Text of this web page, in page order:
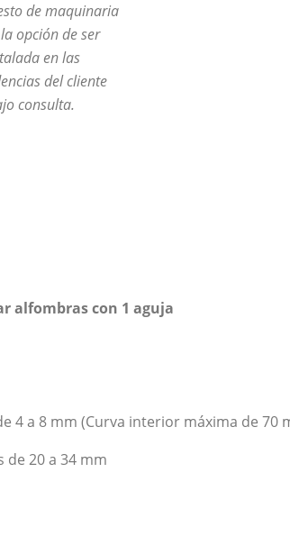
de maquinaria
opción de ser
en las
del cliente
consulta.
alfombras con 1 aguja
4 a 8 mm (Curva interior máxima de 70
20 a 34 mm